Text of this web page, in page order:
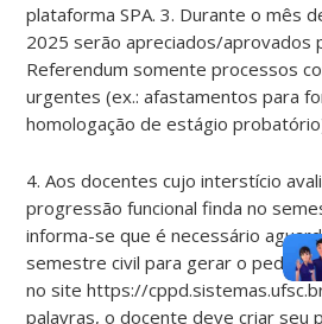
plataforma SPA. 3. Durante o mês
2025 serão apreciados/aprovados
Referendum somente processos
urgentes (ex.: afastamentos para
homologação de estágio
4. Aos docentes cujo interstício
progressão funcional finda no
informa-se que é necessário
semestre civil para gerar o pedido
no site https://
palavras, o docente deve criar seu